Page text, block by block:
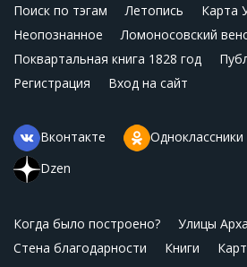
Поиск по тэгам Летопись
Карта
Неопознанное
Ломоносовский
Поквартальная книга 1828 год
Регистрация
Вход на сайт
Вконтакте Одноклассники
Dzen
Когда было построено?
Улицы
Стена благодарности
Книги